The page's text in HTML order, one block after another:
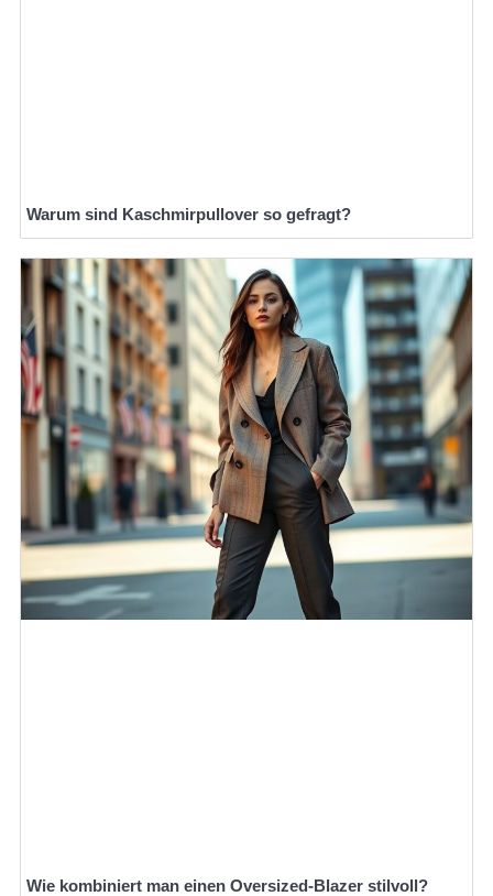
Warum sind Kaschmirpullover so gefragt?
Wie kombiniert man einen Oversized-Blazer stilvoll?